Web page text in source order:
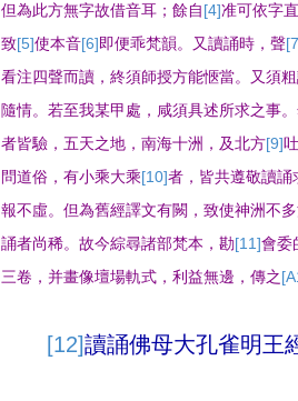
但為此方無字故借音耳 ；餘自[4]准可依字
致[5]使本音[6]即便乖梵韻。 又讀誦時 ，聲
看注四聲而讀 ，終須師授方能愜當。
又須
隨情。若至我某甲處 ， 咸須具述所求之事。
者皆驗 ，五天之地 ，南海十洲 ， 及北方[9]
問道俗 ，有小乘大乘[10]者 ， 皆共遵敬讀誦
報不虛。但為舊經譯文有闕 ，致使神洲不
誦者尚稀。故今綜尋諸部梵本 ，勘[11]會委
三卷 ，并畫像壇場軌式 ，利益無邊 ，傳之
[12]讀誦佛母大孔雀明王